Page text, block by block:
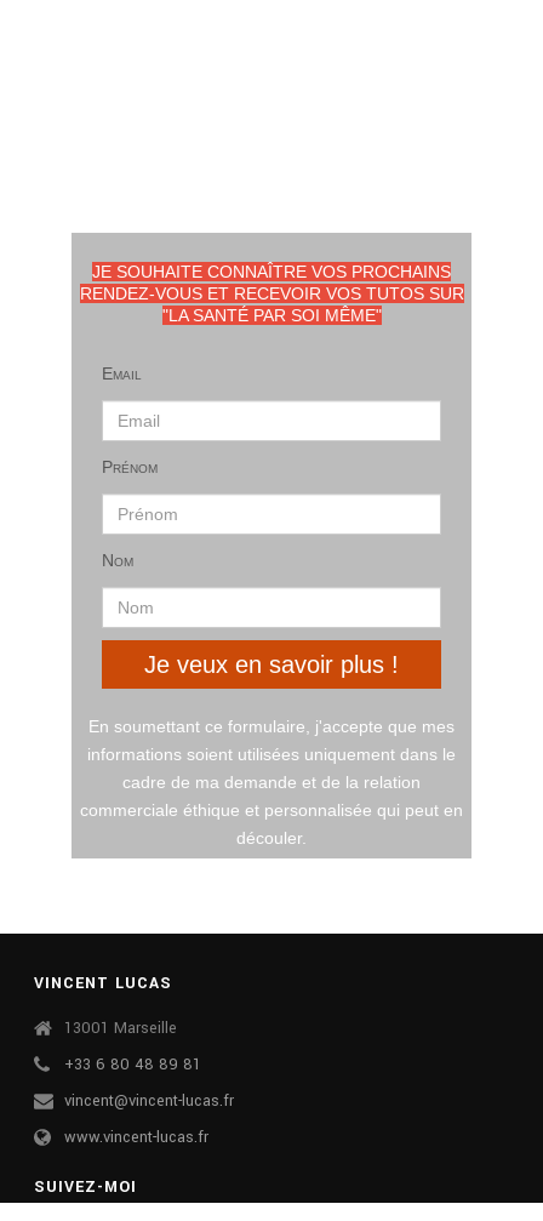
JE SOUHAITE CONNAÎTRE VOS PROCHAINS
RENDEZ-VOUS ET RECEVOIR VOS TUTOS SUR
"LA SANTÉ PAR SOI MÊME"
Email
Prénom
Nom
Je veux en savoir plus !
En soumettant ce formulaire, j'accepte que mes
informations soient utilisées uniquement dans le
cadre de ma demande et de la relation
commerciale éthique et personnalisée qui peut en
découler.
VINCENT LUCAS
13001 Marseille
+33 6 80 48 89 81
vincent@vincent-lucas.fr
www.vincent-lucas.fr
SUIVEZ-MOI